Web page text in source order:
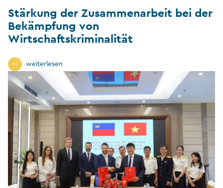
Stärkung der Zusammenarbeit bei der
Bekämpfung von
Wirtschaftskriminalität
weiterlesen